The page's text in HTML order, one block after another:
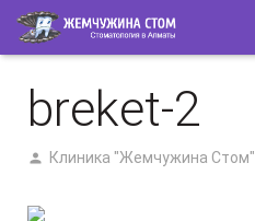
О НАС
breket-2
Клиника "Жемчужина Стом"